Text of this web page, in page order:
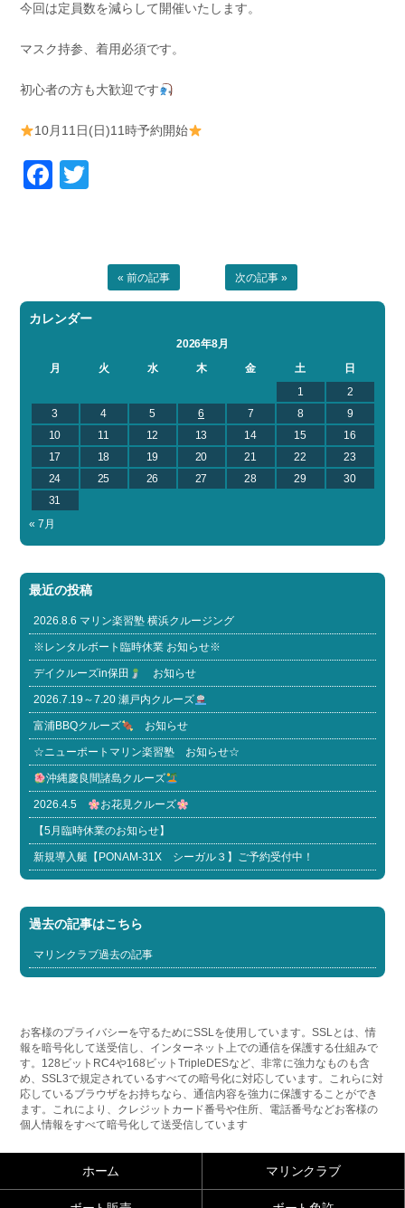
今回は定員数を減らして開催いたします。
マスク持参、着用必須です。
初心者の方も大歓迎です
10月11日(日)11時予約開始
Facebook
« 前の記事 次の記事 »
カレンダー
2026年8月
月
火 水 木 金 土
日
1
2
3
4 5 6 7 8
9
10
11 12 13 14 15
16
17
18 19 20 21 22
23
24
25 26 27 28 29
30
31
« 7月
最近の投稿
2026.8.6 マリン楽習塾 横浜クルージング
※レンタルボート臨時休業 お知らせ※
デイクルーズin保田 お知らせ
2026.7.19～7.20 瀬戸内クルーズ
富浦BBQクルーズ お知らせ
☆ニューポートマリン楽習塾 お知らせ☆
沖縄慶良間諸島クルーズ
2026.4.5 お花見クルーズ
【5月臨時休業のお知らせ】
新規導入艇【PONAM-31X シーガル３】ご予約受付中！
過去の記事はこちら
マリンクラブ過去の記事
お客様のプライバシーを守るためにSSLを使用しています。SSLとは、情
報を暗号化して送受信し、インターネット上での通信を保護する仕組みで
す。128ビットRC4や168ビットTripleDESなど、非常に強力なものも含
め、SSL3で規定されているすべての暗号化に対応しています。これらに対
応しているブラウザをお持ちなら、通信内容を強力に保護することができ
ます。これにより、クレジットカード番号や住所、電話番号などお客様の
個人情報をすべて暗号化して送受信しています
ホーム マリンクラブ